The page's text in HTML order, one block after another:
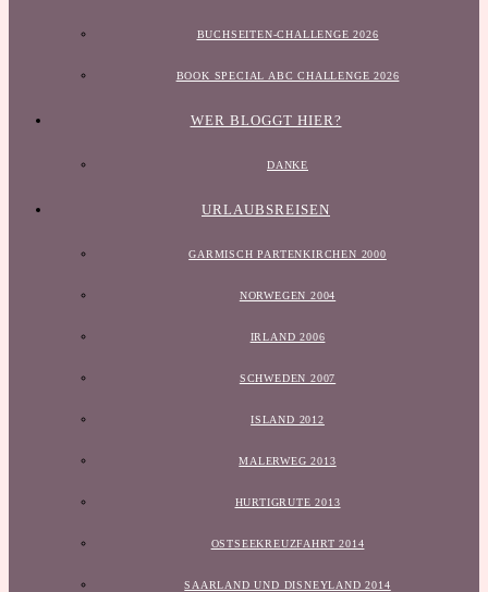
BUCHSEITEN-CHALLENGE 2026
BOOK SPECIAL ABC CHALLENGE 2026
WER BLOGGT HIER?
DANKE
URLAUBSREISEN
GARMISCH PARTENKIRCHEN 2000
NORWEGEN 2004
IRLAND 2006
SCHWEDEN 2007
ISLAND 2012
MALERWEG 2013
HURTIGRUTE 2013
OSTSEEKREUZFAHRT 2014
SAARLAND UND DISNEYLAND 2014